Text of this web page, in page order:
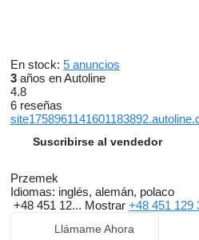
En stock: 5 anuncios
3 años en Autoline
4.8
6 reseñas
Suscribirse al vendedor
Przemek
Idiomas: inglés, alemán, polaco
+48 451 12... Mostrar +48 451 129
Llámame Ahora